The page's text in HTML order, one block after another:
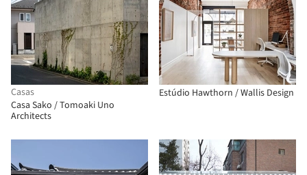
Casas
Casa Sako / Tomoaki Uno
Architects
Estúdio Hawthorn / Wallis Design